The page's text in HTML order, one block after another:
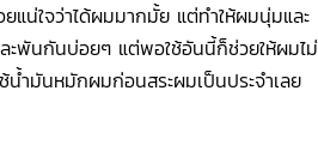
น่ใจว่าได้ผมมากมั้ย แต่ทำให้ผมนุ่มและ
ะพันกันบ่อยๆ แต่พอใช้อันนี้ก็ช่วยให้ผมไม่
ำมันหมักผมก่อนสระผมเป็นประจำเลย